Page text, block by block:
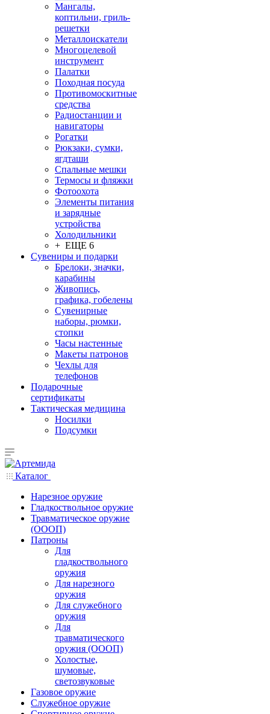
Мангалы,
коптильни, гриль-
решетки
Металлоискатели
Многоцелевой
инструмент
Палатки
Походная посуда
Противомоскитные
средства
Радиостанции и
навигаторы
Рогатки
Рюкзаки, сумки,
ягдташи
Спальные мешки
Термосы и фляжки
Фотоохота
Элементы питания
и зарядные
устройства
Холодильники
+ ЕЩЕ 6
Сувениры и подарки
Брелоки, значки,
карабины
Живопись,
графика, гобелены
Сувенирные
наборы, рюмки,
стопки
Часы настенные
Макеты патронов
Чехлы для
телефонов
Подарочные
сертификаты
Тактическая медицина
Носилки
Подсумки
Каталог
Нарезное оружие
Гладкоствольное оружие
Травматическое оружие
(ОООП)
Патроны
Для
гладкоствольного
оружия
Для нарезного
оружия
Для служебного
оружия
Для
травматического
оружия (ОООП)
Холостые,
шумовые,
светозвуковые
Газовое оружие
Служебное оружие